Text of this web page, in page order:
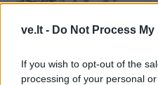
ve.lt - Do Not Process
If you wish to opt-out of the
processing of your personal